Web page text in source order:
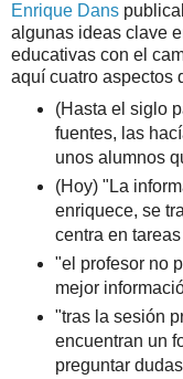
Enrique Dans
algunas ideas clave
educativas con el
aquí cuatro aspectos
(Hasta el siglo
fuentes, las
unos alumnos
(Hoy) "La
enriquece, se
centra en
"el profesor no
mejor
"tras la sesión
encuentran un
preguntar